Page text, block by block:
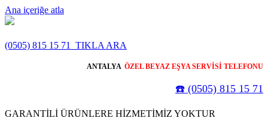
Ana içeriğe atla
(0505) 815 15 71 TIKLA ARA
ANTALYA ÖZEL BEYAZ EŞYA SERVİSİ TELEFONU
☎️ (0505) 815 15 71
GARANTİLİ ÜRÜNLERE HİZMETİMİZ YOKTUR